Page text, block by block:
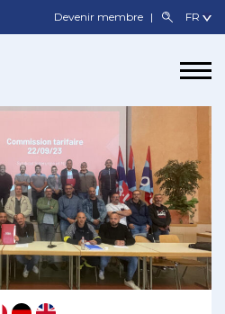
Devenir membre